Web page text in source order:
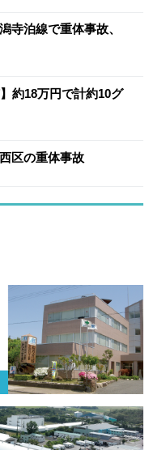
寺泊線で重体事故、
約18万円で計約10グ
区の重体事故